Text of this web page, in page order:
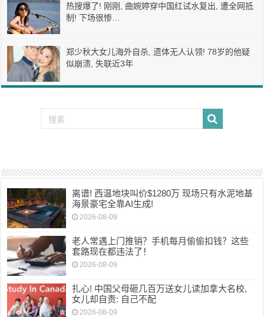
热搜爆了! 刚刚, 曲婉婷穿中国红试水复出, 遭全网抵
制! 下场很惨…
郑少秋大女儿海外自杀, 遗体无人认领! 78岁的他疑
似崩溃, 失联近3年
离谱! 西温地块叫价$1280万 现场只有水泥地基
海景豪宅全靠AI生成!
2026-08-09
老人常遇上门推销？手机每月偷偷扣钱？这些
套路现在都违法了！
2026-08-09
扎心! 中国父母砸几百万送女儿读加拿大名校,
女儿却自责: 自己不配
2026-08-09